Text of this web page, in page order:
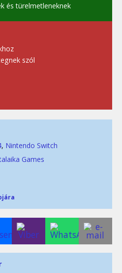
és türelmetleneknek
szól
Nintendo Switch
Games